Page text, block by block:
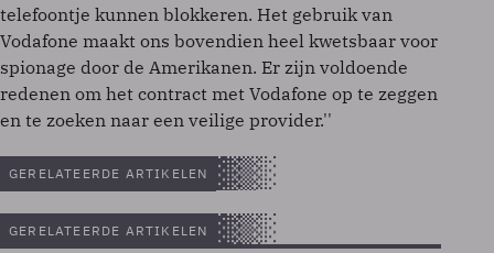
telefoontje kunnen blokkeren. Het gebruik van
Vodafone maakt ons bovendien heel kwetsbaar voor
spionage door de Amerikanen. Er zijn voldoende
redenen om het contract met Vodafone op te zeggen
en te zoeken naar een veilige provider.''
GERELATEERDE ARTIKELEN
GERELATEERDE ARTIKELEN